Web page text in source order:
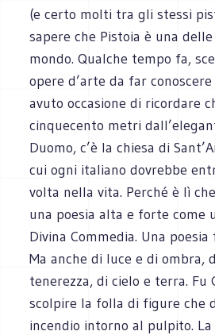
(e certo molti tra gli stessi
sapere che Pistoia è una
mondo. Qualche tempo fa,
opere d’arte da far
avuto occasione di ricordare
cinquecento metri
Duomo, c’è la chiesa di
cui ogni italiano dovrebbe
volta nella vita. Perché è lì
una poesia alta e forte come
Divina Commedia. Una
Ma anche di luce e di ombra,
tenerezza, di cielo e terra. Fu
scolpire la folla di figure che
incendio intorno al pulpito.